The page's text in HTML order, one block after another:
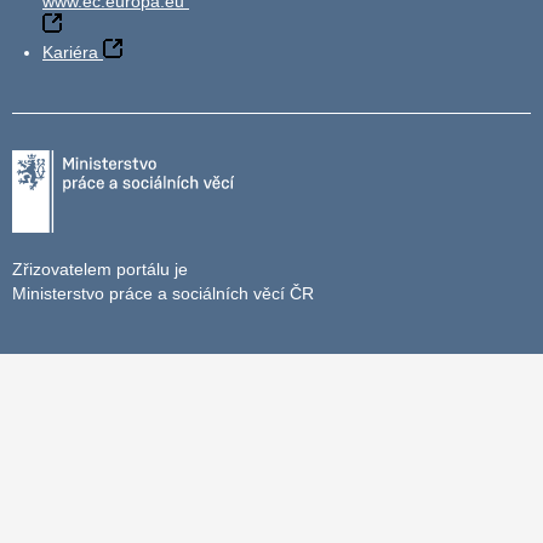
Kariéra
Zřizovatelem portálu je
Ministerstvo práce a sociálních věcí ČR